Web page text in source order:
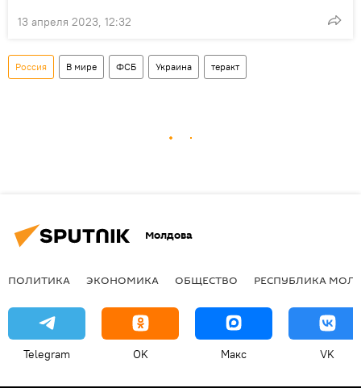
13 апреля 2023, 12:32
Россия В мире ФСБ Украина теракт
Молдова
ПОЛИТИКА ЭКОНОМИКА ОБЩЕСТВО РЕСПУБЛИКА
Telegram OK Макс VK